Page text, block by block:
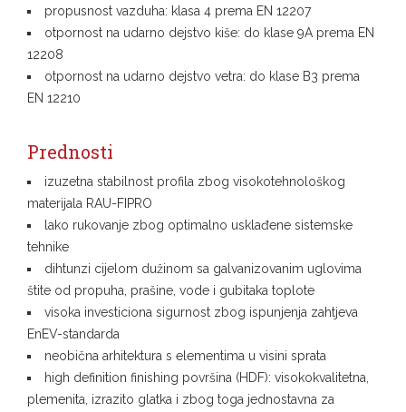
propusnost vazduha: klasa 4 prema EN 12207
otpornost na udarno dejstvo kiše: do klase 9A prema EN
12208
otpornost na udarno dejstvo vetra: do klase B3 prema
EN 12210
Prednosti
izuzetna stabilnost profila zbog visokotehnološkog
materijala RAU-FIPRO
lako rukovanje zbog optimalno usklađene sistemske
tehnike
dihtunzi cijelom dužinom sa galvanizovanim uglovima
štite od propuha, prašine, vode i gubitaka toplote
visoka investiciona sigurnost zbog ispunjenja zahtjeva
EnEV-standarda
neobična arhitektura s elementima u visini sprata
high definition finishing površina (HDF): visokokvalitetna,
plemenita, izrazito glatka i zbog toga jednostavna za